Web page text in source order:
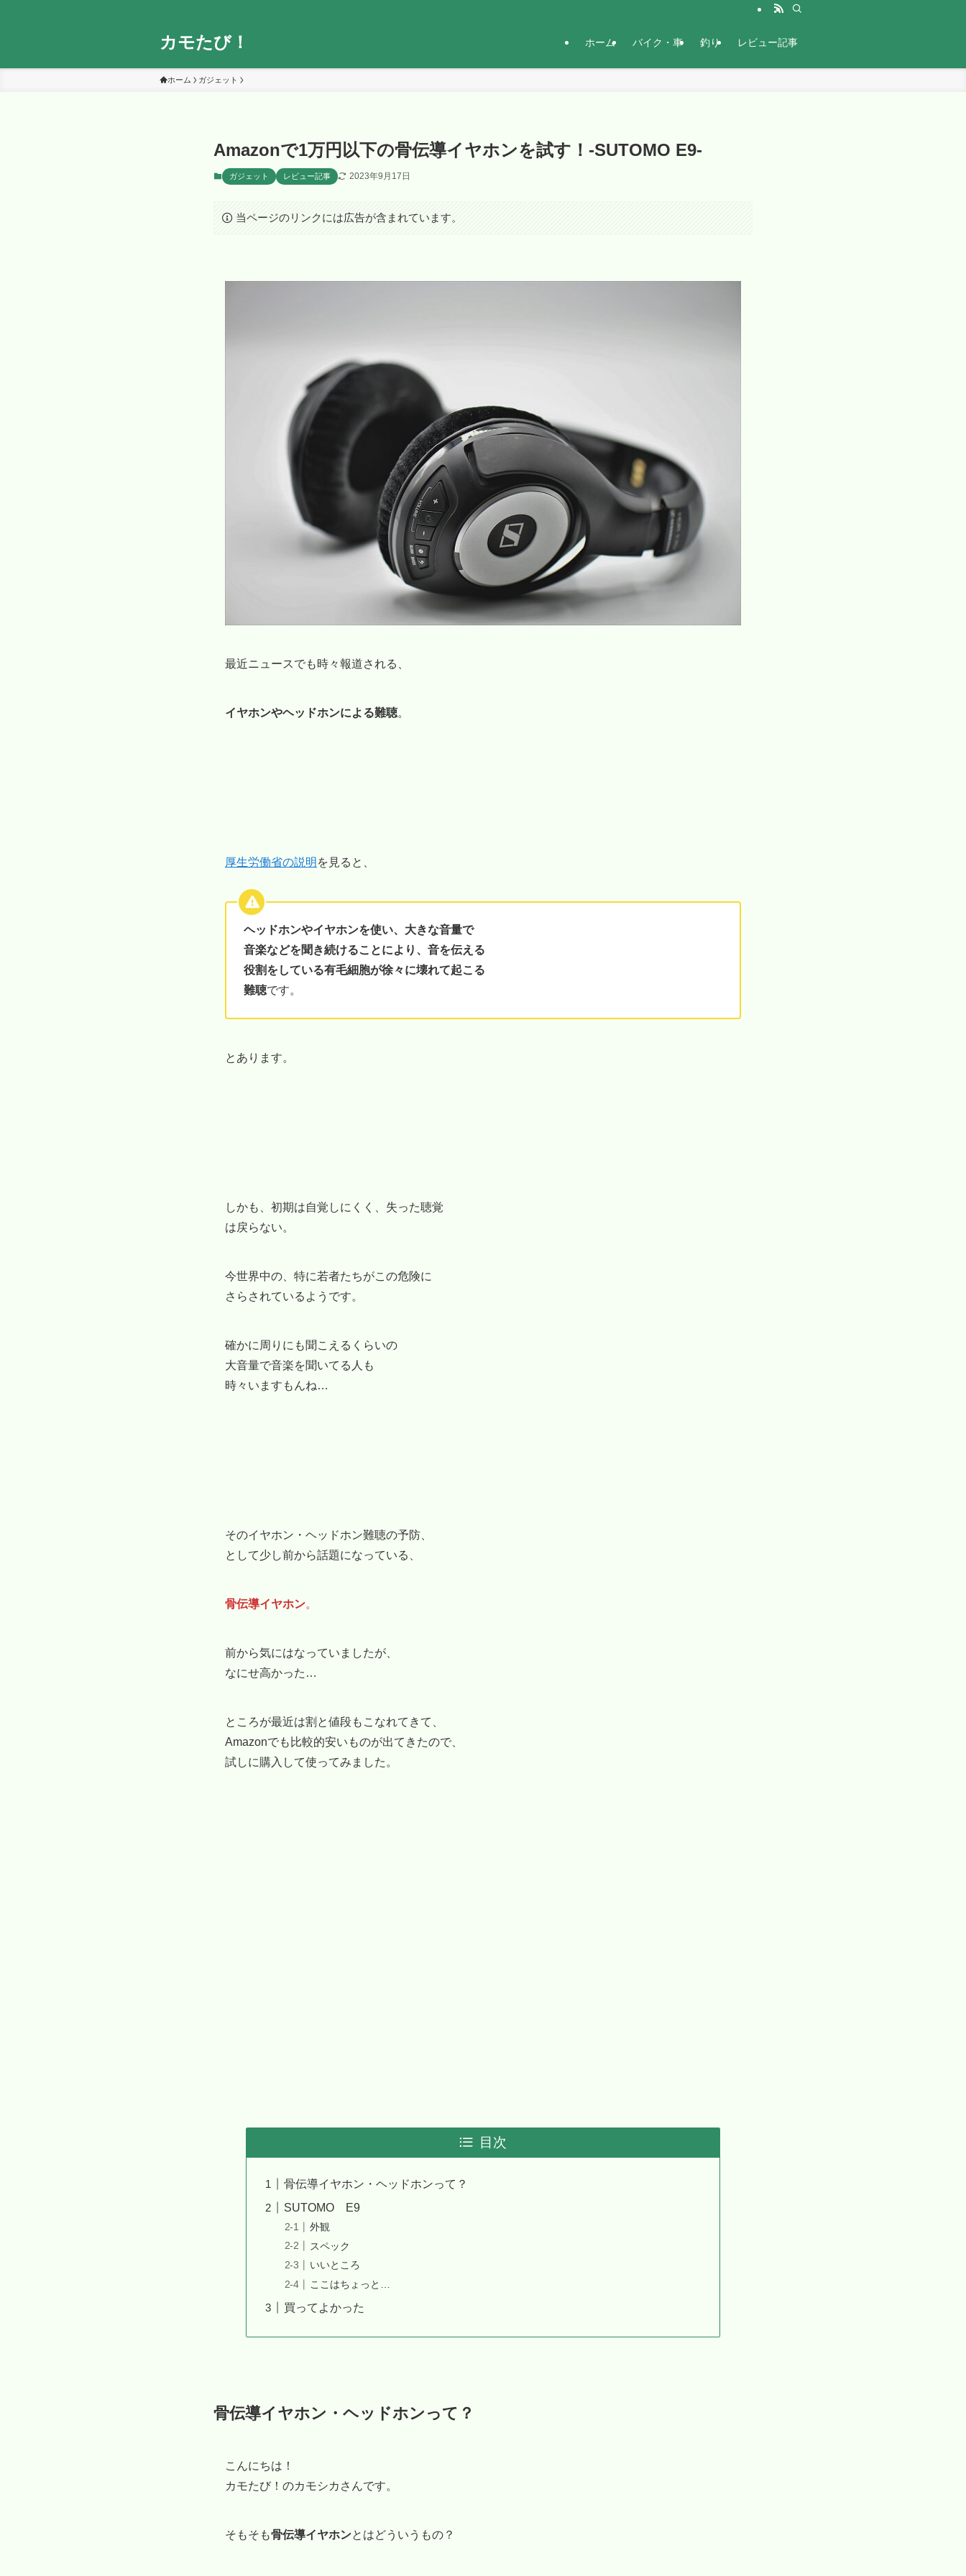
カモたび！ ホーム バイク・車 釣り レビュー記事
ホーム ガジェット
Amazonで1万円以下の骨伝導イヤホンを試す！-SUTOMO E9-
ガジェット レビュー記事 2023年9月17日
当ページのリンクには広告が含まれています。
最近ニュースでも時々報道される、
イヤホンやヘッドホンによる難聴。
厚生労働省の説明 を見ると、
ヘッドホンやイヤホンを使い、大きな音量で
音楽などを聞き続けることにより、音を伝える
役割をしている有毛細胞が徐々に壊れて起こる
難聴です。
とあります。
しかも、初期は自覚しにくく、失った聴覚
は戻らない。
今世界中の、特に若者たちがこの危険に
さらされているようです。
確かに周りにも聞こえるくらいの
大音量で音楽を聞いてる人も
時々いますもんね…
そのイヤホン・ヘッドホン難聴の予防、
として少し前から話題になっている、
骨伝導イヤホン。
前から気にはなっていましたが、
なにせ高かった…
ところが最近は割と値段もこなれてきて、
Amazonでも比較的安いものが出てきたので、
試しに購入して使ってみました。
目次
骨伝導イヤホン・ヘッドホンって？
SUTOMO E9
外観
スペック
いいところ
ここはちょっと…
買ってよかった
骨伝導イヤホン・ヘッドホンって？
こんにちは！
カモたび！のカモシカさんです。
そもそも骨伝導イヤホンとはどういうもの？